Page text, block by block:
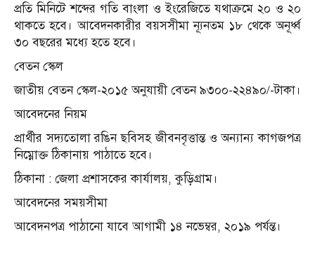
প্রতি মিনিটে শব্দের গতি বাংলা ও ইংরেজিতে যথাক্রমে ২০ ও ২০
থাকতে হবে। আবেদনকারীর বয়সসীমা ন্যূনতম ১৮ থেকে অনূর্ধ্ব
৩০ বছরের মধ্যে হতে হবে।
বেতন স্কেল
জাতীয় বেতন স্কেল-২০১৫ অনুযায়ী বেতন ৯৩০০-২২৪৯০/-টাকা।
আবেদনের নিয়ম
প্রার্থীর সদ্যতোলা রঙিন ছবিসহ জীবনবৃত্তান্ত ও অন্যান্য কাগজপত্র
নিম্নোক্ত ঠিকানায় পাঠাতে হবে।
ঠিকানা : জেলা প্রশাসকের কার্যালয়, কুড়িগ্রাম।
আবেদনের সময়সীমা
আবেদনপত্র পাঠানো যাবে আগামী ১৪ নভেম্বর, ২০১৯ পর্যন্ত।